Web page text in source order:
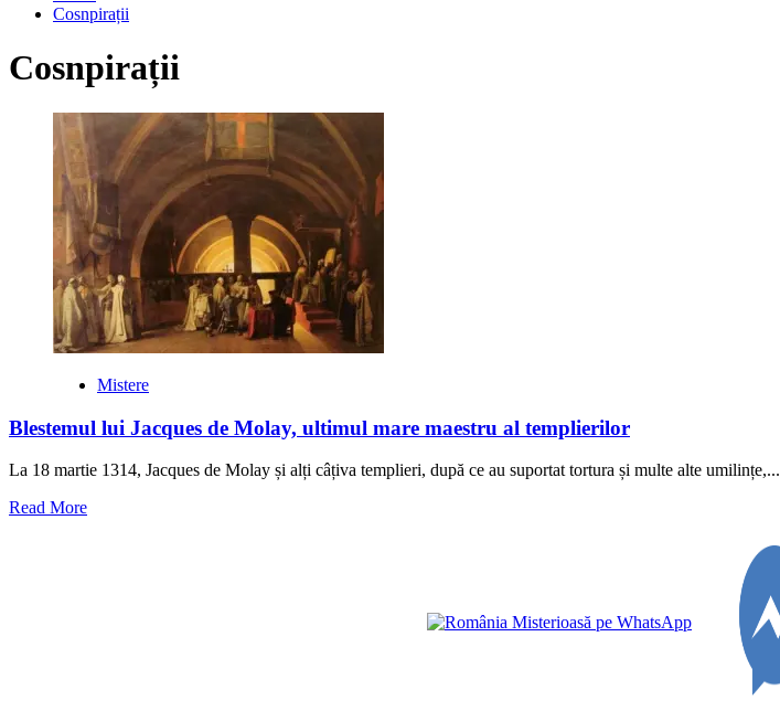
Cosnpirații
Cosnpirații
Mistere
Blestemul lui Jacques de Molay, ultimul mare maestru al templierilor
La 18 martie 1314, Jacques de Molay și alți câțiva templieri, după ce au suportat tortura și multe alte umilințe,...
Read MoreRead